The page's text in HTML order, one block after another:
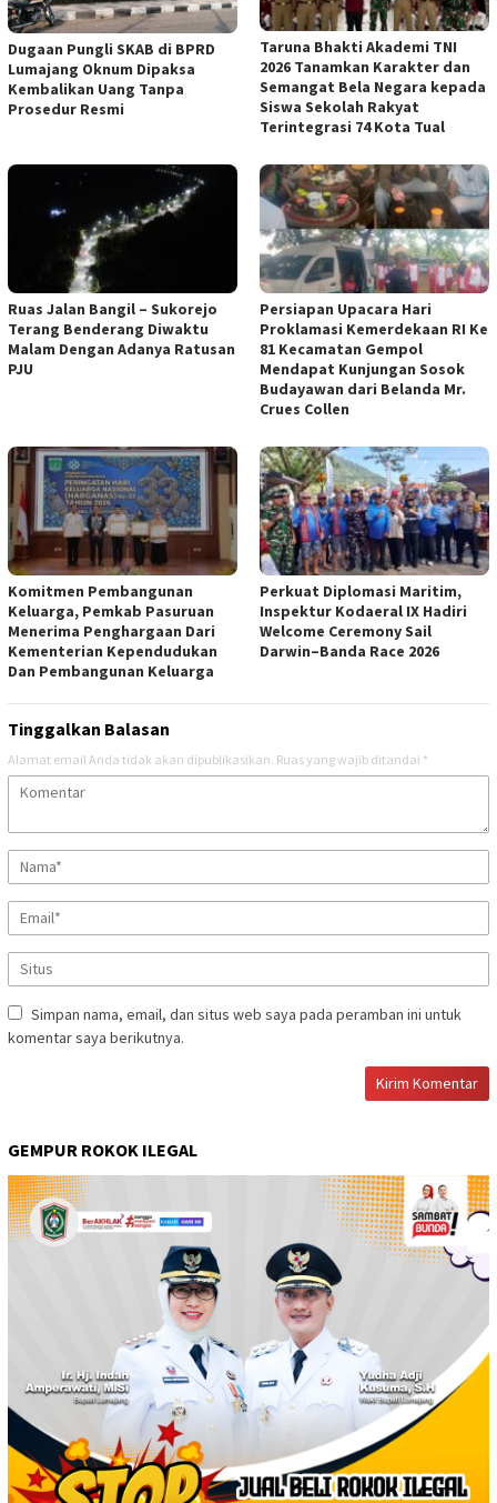
Dugaan Pungli SKAB di BPRD
Lumajang Oknum Dipaksa
Kembalikan Uang Tanpa
Prosedur Resmi
Taruna Bhakti Akademi TNI
2026 Tanamkan Karakter dan
Semangat Bela Negara kepada
Siswa Sekolah Rakyat
Terintegrasi 74 Kota Tual
Ruas Jalan Bangil – Sukorejo
Terang Benderang Diwaktu
Malam Dengan Adanya Ratusan
PJU
Persiapan Upacara Hari
Proklamasi Kemerdekaan RI Ke
81 Kecamatan Gempol
Mendapat Kunjungan Sosok
Budayawan dari Belanda Mr.
Crues Collen
Komitmen Pembangunan
Keluarga, Pemkab Pasuruan
Menerima Penghargaan Dari
Kementerian Kependudukan
Dan Pembangunan Keluarga
Perkuat Diplomasi Maritim,
Inspektur Kodaeral IX Hadiri
Welcome Ceremony Sail
Darwin–Banda Race 2026
Tinggalkan Balasan
Alamat email Anda tidak akan dipublikasikan. Ruas yang wajib ditandai *
Simpan nama, email, dan situs web saya pada peramban ini untuk
komentar saya berikutnya.
GEMPUR ROKOK ILEGAL